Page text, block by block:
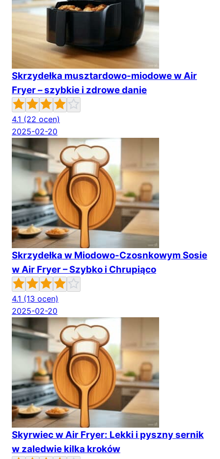
Skrzydełka musztardowo-miodowe w Air
Fryer – szybkie i zdrowe danie
4.1 (22 ocen)
2025-02-20
Skrzydełka w Miodowo-Czosnkowym Sosie
w Air Fryer – Szybko i Chrupiąco
4.1 (13 ocen)
2025-02-20
Skyrwiec w Air Fryer: Lekki i pyszny sernik
w zaledwie kilka kroków